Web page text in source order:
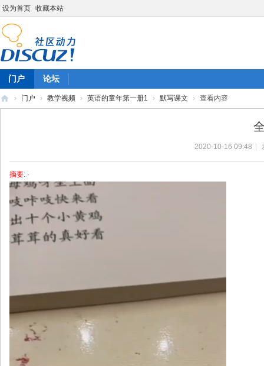
设为首页 收藏本站
门户 论坛
› 门户 › 教学视频 › 英语的童年第一册1 › 默写课文 › 查看内容
2020-10-16 09:48
摘要: ·